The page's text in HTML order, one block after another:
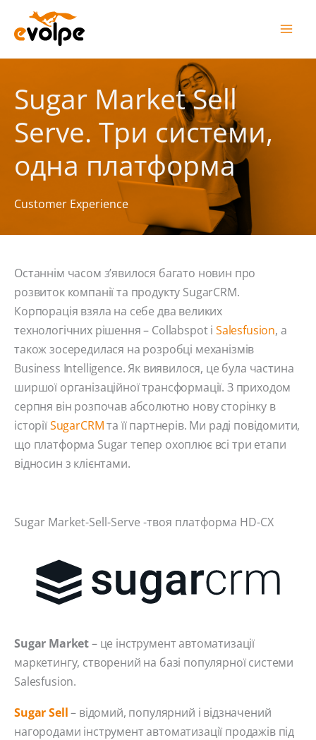
Перейти
Sugar Market Sell
Serve. Три системи,
одна платформа
Customer Experience
Останнім часом з’явилося багато новин про
розвиток компанії та продукту SugarCRM.
Корпорація взяла на себе два великих
технологічних рішення – Collabspot і Salesfusion, а
також зосередилася на розробці механізмів
Business Intelligence. Як виявилося, це була частина
ширшої організаційної трансформації. З приходом
серпня він розпочав абсолютно нову сторінку в
історіїSugarCRMта її партнерів. Ми раді повідомити,
що платформа Sugar тепер охоплює всі три етапи
відносин з клієнтами.
Sugar Market-Sell-Serve -твоя платформа HD-CX
Sugar Market– це інструмент автоматизації
маркетингу, створений на базі популярної системи
Salesfusion.
Sugar Sell– відомий, популярний і відзначений
нагородами інструмент автоматизації продажів під